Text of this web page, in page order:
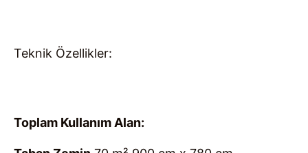
Teknik Özellikler:
Toplam Kullanım Alan: